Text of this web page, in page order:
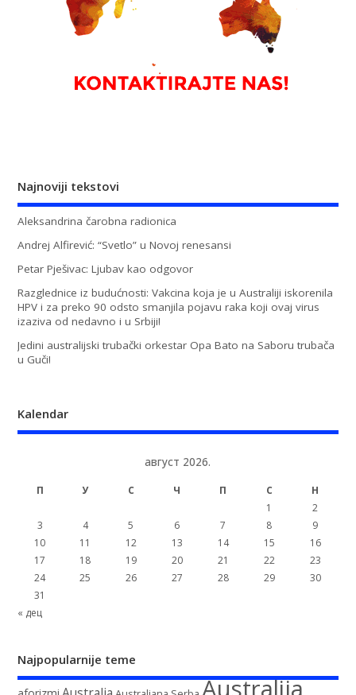
Najnoviji tekstovi
Aleksandrina čarobna radionica
Andrej Alfirević: “Svetlo” u Novoj renesansi
Petar Pješivac: Ljubav kao odgovor
Razglednice iz budućnosti: Vakcina koja je u Australiji iskorenila
HPV i za preko 90 odsto smanjila pojavu raka koji ovaj virus
izaziva od nedavno i u Srbiji!
Jedini australijski trubački orkestar Opa Bato na Saboru trubača
u Guči!
Kalendar
август 2026.
П У С Ч П С
Н
1
2
3
4 5 6 7 8
9
10
11 12 13 14 15
16
17
18 19 20 21 22
23
24
25 26 27 28 29
30
31
« дец
Najpopularnije teme
Australija